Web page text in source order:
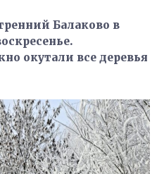
Балаково в
окутали все деревья